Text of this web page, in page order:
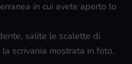
in cui avete aperto lo
salite le scalette di
scrivania mostrata in foto.